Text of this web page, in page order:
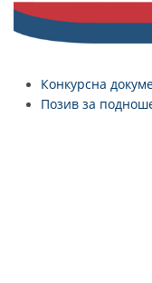
Конкурсна
Позив за